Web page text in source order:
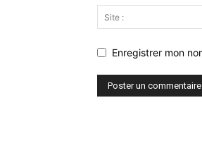
Enregistrer mon